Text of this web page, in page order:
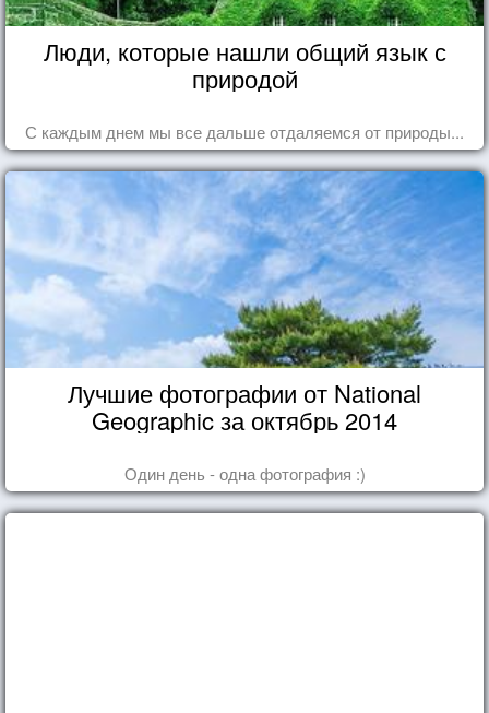
Люди, которые нашли общий язык с
природой
С каждым днем мы все дальше отдаляемся от природы...
Лучшие фотографии от National
Geographic за октябрь 2014
Один день - одна фотография :)